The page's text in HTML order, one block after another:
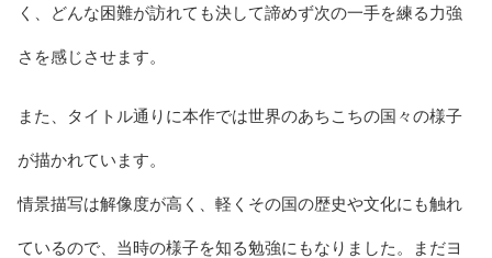
く、どんな困難が訪れても決して諦めず次の一手を練る力強
さを感じさせます。
また、タイトル通りに本作では世界のあちこちの国々の様子
が描かれています。
情景描写は解像度が高く、軽くその国の歴史や文化にも触れ
ているので、当時の様子を知る勉強にもなりました。まだヨ